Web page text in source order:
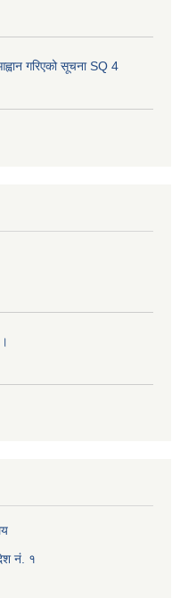
गरिएको सूचना SQ 4
नं. १